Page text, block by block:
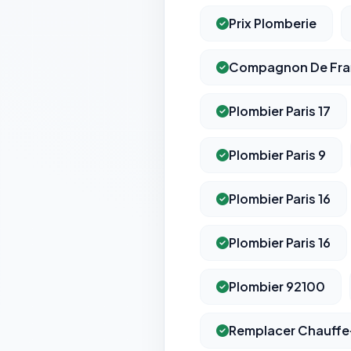
Prix Plomberie
Compagnon De
Plombier Paris 17
Plombier Paris 9
Plombier Paris 16
Plombier Paris 16
Plombier 92100
Remplacer